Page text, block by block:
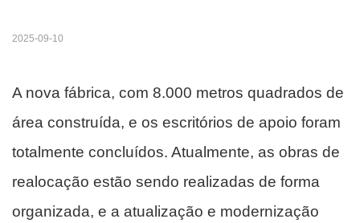
2025-09-10
A nova fábrica, com 8.000 metros quadrados de
área construída, e os escritórios de apoio foram
totalmente concluídos. Atualmente, as obras de
realocação estão sendo realizadas de forma
organizada, e a atualização e modernização